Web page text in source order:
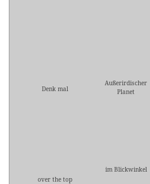
Denk mal
Außerirdischer
Planet
over the top
im Blickwinkel